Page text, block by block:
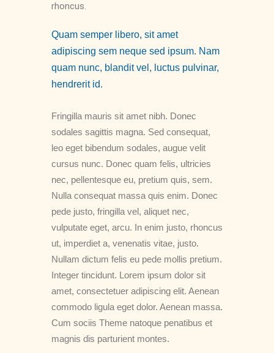
rhoncus.
Quam semper libero, sit amet
adipiscing sem neque sed ipsum. Nam
quam nunc, blandit vel, luctus pulvinar,
hendrerit id.
Fringilla mauris sit amet nibh. Donec
sodales sagittis magna. Sed consequat,
leo eget bibendum sodales, augue velit
cursus nunc. Donec quam felis, ultricies
nec, pellentesque eu, pretium quis, sem.
Nulla consequat massa quis enim. Donec
pede justo, fringilla vel, aliquet nec,
vulputate eget, arcu. In enim justo, rhoncus
ut, imperdiet a, venenatis vitae, justo.
Nullam dictum felis eu pede mollis pretium.
Integer tincidunt. Lorem ipsum dolor sit
amet, consectetuer adipiscing elit. Aenean
commodo ligula eget dolor. Aenean massa.
Cum sociis Theme natoque penatibus et
magnis dis parturient montes.